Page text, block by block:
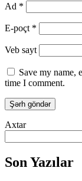
Ad *
E-poçt *
Veb sayt
Save my name,
time I comment.
Axtar
Son Yazılar